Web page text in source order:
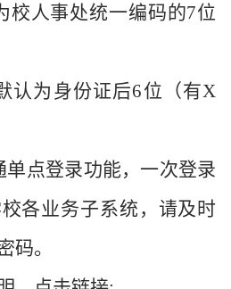
校人事处统一编码的7位
认为身份证后6位（有X
单点登录功能，一次登录
各业务子系统，请及时
码。